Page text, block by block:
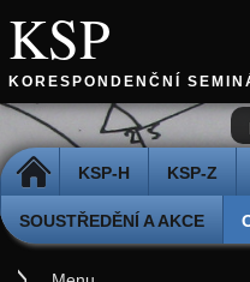
KSP
KORESPONDENČNÍ
DOMŮ KSP-H KSP-Z
SOUSTŘEDĚNÍ A AKCE